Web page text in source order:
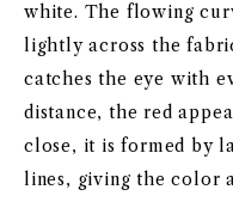
white. The flowing
lightly across the
catches the eye with
distance, the red
close, it is formed by
lines, giving the color